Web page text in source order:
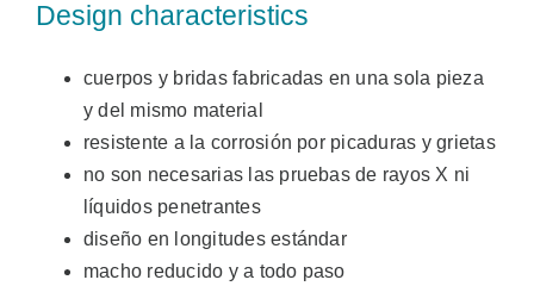
Design characteristics
cuerpos y bridas fabricadas en una sola pieza
y del mismo material
resistente a la corrosión por picaduras y grietas
no son necesarias las pruebas de rayos X ni
líquidos penetrantes
diseño en longitudes estándar
macho reducido y a todo paso